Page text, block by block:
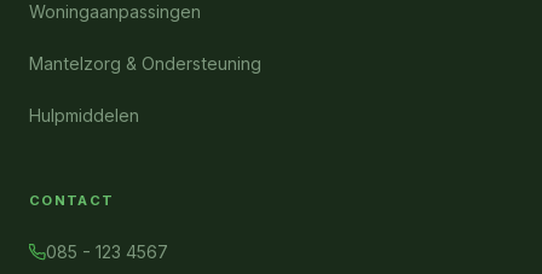
Woningaanpassingen
Mantelzorg & Ondersteuning
Hulpmiddelen
CONTACT
085 - 123 4567